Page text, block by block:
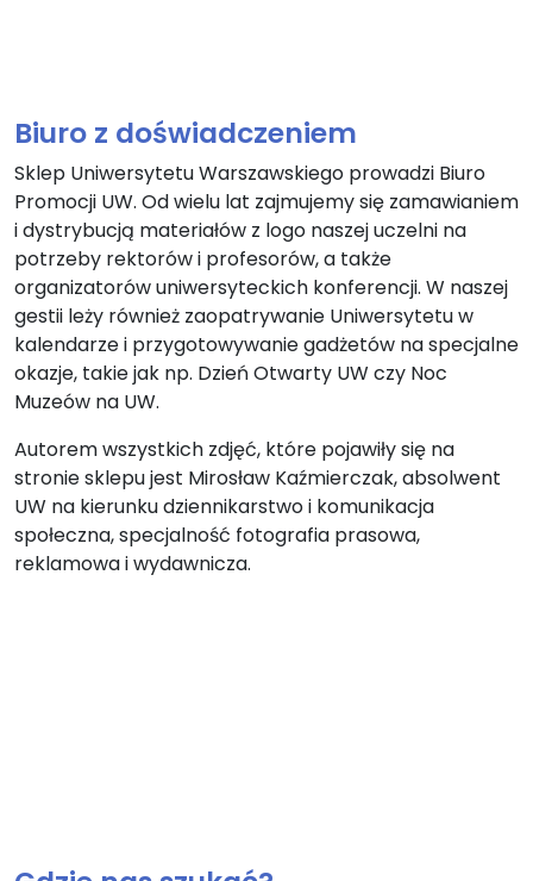
Biuro z doświadczeniem
Sklep Uniwersytetu Warszawskiego prowadzi Biuro
Promocji UW. Od wielu lat zajmujemy się zamawianiem
i dystrybucją materiałów z logo naszej uczelni na
potrzeby rektorów i profesorów, a także
organizatorów uniwersyteckich konferencji. W naszej
gestii leży również zaopatrywanie Uniwersytetu w
kalendarze i przygotowywanie gadżetów na specjalne
okazje, takie jak np. Dzień Otwarty UW czy Noc
Muzeów na UW.
Autorem wszystkich zdjęć, które pojawiły się na
stronie sklepu jest Mirosław Kaźmierczak, absolwent
UW na kierunku dziennikarstwo i komunikacja
społeczna, specjalność fotografia prasowa,
reklamowa i wydawnicza.